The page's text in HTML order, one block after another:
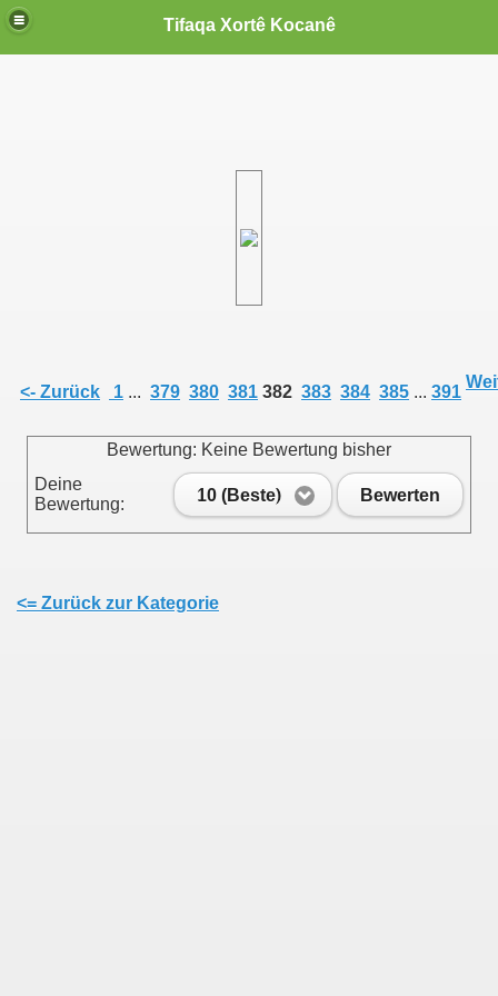
Tifaqa Xortê Kocanê
<- Zurück 1 ... 379 380 381 382 383 384 385 ... 391
Bewertung: Keine Bewertung bisher
Deine
Bewertung:
10 (Beste) Bewerten
<= Zurück zur Kategorie